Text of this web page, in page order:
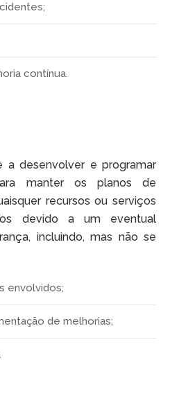
contínua.
a desenvolver e programar
manter os planos de
recursos ou serviços
devido a um eventual
incluindo, mas não se
envolvidos;
de melhorias;